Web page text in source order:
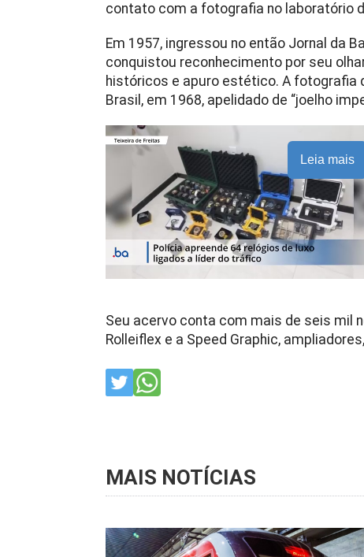
contato com a fotografia no laboratório
Em 1957, ingressou no então Jornal da
conquistou reconhecimento por seu
históricos e apuro estético. A fotografia
Brasil, em 1968, apelidado de “joelho
Leia mais
Seu acervo conta com mais de seis mil
Rolleiflex e a Speed Graphic,
MAIS NOTÍCIAS